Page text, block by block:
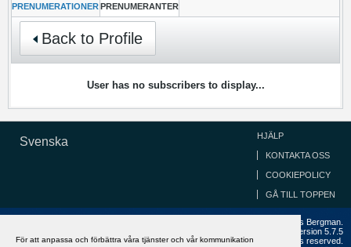
För att anpassa och förbättra våra tjänster och vår kommunikation
PRENUMERATIONER PRENUMERANTER
Back to Profile
User has no subscribers to display...
Svenska HJÄLP
KONTAKTA OSS
COOKIEPOLICY
GÅ TILL TOPPEN
Copyright ©2002 - 2021, FiskeSnack.com. Grundad 2002 av Anders Bergman.
Version 5.7.5
Copyright © 2026 MH Sub I, LLC dba vBulletin. All rights reserved.